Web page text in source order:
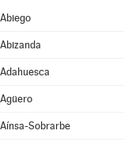
Abiego
Abizanda
Adahuesca
Agüero
Aínsa-Sobrarbe